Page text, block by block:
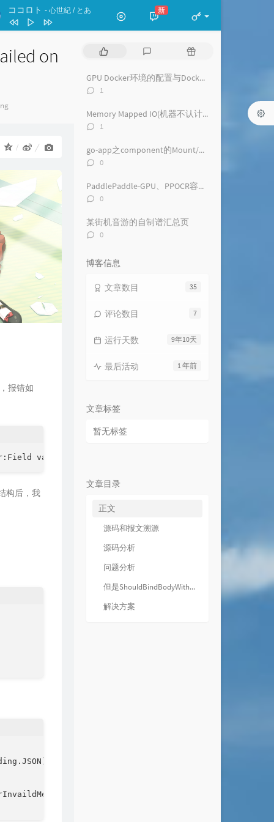
ココロト - 心世紀 / とあ
お勉強しといてよ
ずっと真夜中でいいのに。
心世紀 / とあ
香椎モイミ / 花隈千冬
新
on
报错如
validation for 'Source' failed on the 'required'
构后，我
文
评
随
文GPU Docker环境的配置与Docker相关注意事项(CentOS||RHEL)
评
数：
1
Memory Mapped IO(机器不认计算卡)问题解决
评
数：
1
go-app之component的Mount/Dismount问题
评
数：
0
PaddlePaddle-GPU、PPOCR容器内环境配置及注意事项
评
数：
0
某街机音游的自制谱汇总页
评
0
博客信息
35
文章数目
7
评论数目
9年10天
运行天数
1 年前
最后活动
文章标签
暂无标签
文章目录
正文
源码和报文溯源
源码分析
问题分析
但是ShouldBindBodyWith甚至gin框架中所有关于BindBody功能的函数，都是基于我上面提到的默认值特性进行判断的。
解决方案